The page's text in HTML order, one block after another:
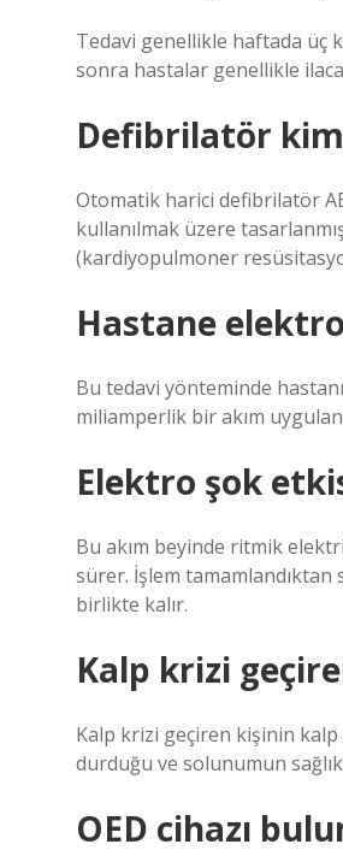
Tedavi genellikle haftada üç
sonra hastalar genellikle
Defibrilatör
Otomatik harici defibrilatör
kullanılmak üzere
(kardiyopulmoner
Hastane
Bu tedavi yönteminde
miliamperlik bir akım
Elektro şok
Bu akım beyinde ritmik
sürer. İşlem tamamlandıktan
birlikte kalır.
Kalp krizi
Kalp krizi geçiren kişinin kalp
durduğu ve solunumun
OED cihazı